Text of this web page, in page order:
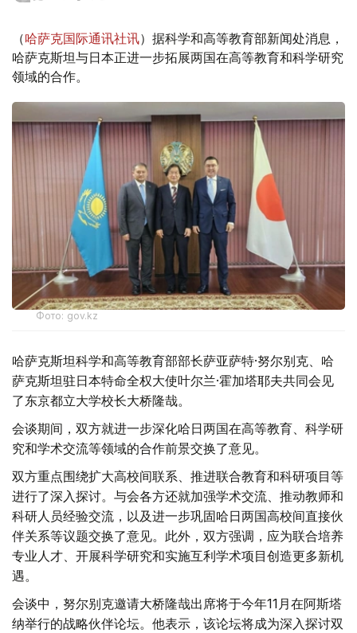
（哈萨克国际通讯社讯）据科学和高等教育部新闻处消息，
哈萨克斯坦与日本正进一步拓展两国在高等教育和科学研究
领域的合作。
Фото: gov.kz
哈萨克斯坦科学和高等教育部部长萨亚萨特·努尔别克、哈
萨克斯坦驻日本特命全权大使叶尔兰·霍加塔耶夫共同会见
了东京都立大学校长大桥隆哉。
会谈期间，双方就进一步深化哈日两国在高等教育、科学研
究和学术交流等领域的合作前景交换了意见。
双方重点围绕扩大高校间联系、推进联合教育和科研项目等
进行了深入探讨。与会各方还就加强学术交流、推动教师和
科研人员经验交流，以及进一步巩固哈日两国高校间直接伙
伴关系等议题交换了意见。此外，双方强调，应为联合培养
专业人才、开展科学研究和实施互利学术项目创造更多新机
遇。
会谈中，努尔别克邀请大桥隆哉出席将于今年11月在阿斯塔
纳举行的战略伙伴论坛。他表示，该论坛将成为深入探讨双